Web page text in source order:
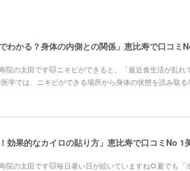
わかる？身体の内側との関係」恵比寿で口コ
院の太田です🐱ニキビができると、「最近食生活が乱
学では、ニキビができる場所から身体の状態を読み取
効果的なカイロの貼り方」恵比寿で口コミNo
院の太田です🐱毎日暑い日が続いていますね🌻夏でも